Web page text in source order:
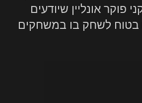
פוקר אונליין שיודעים
לשחק בו במשחקים